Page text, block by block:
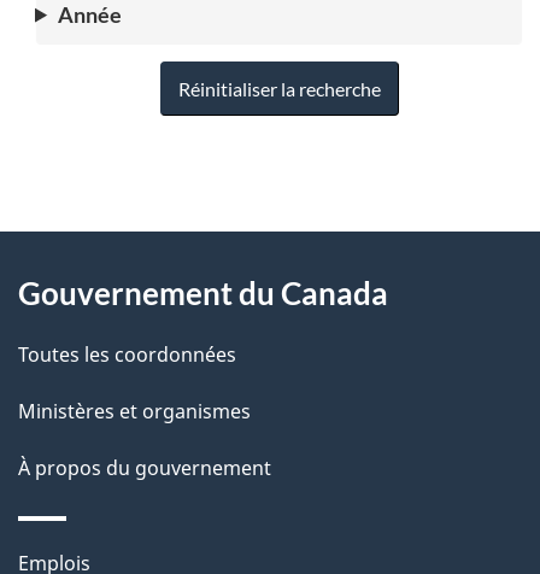
Année
Réinitialiser la recherche
D
t
a
l
s
propos
ce
site
Gouvernement du Canada
Toutes les coordonnées
Ministères et organismes
À propos du gouvernement
Thèmes
Emplois